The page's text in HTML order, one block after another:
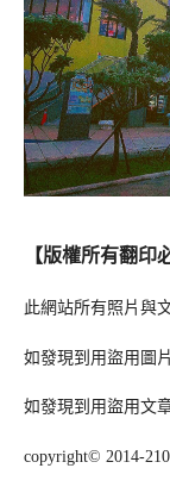
【版權所有翻印
此網站所有照片與
如發現到用盜用圖
如發現到用盜用文
copyright© 2014-